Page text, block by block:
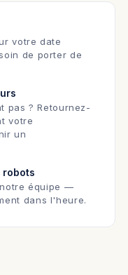
votre date
de porter de
pas ? Retournez-
votre
un
robots
équipe —
dans l'heure.